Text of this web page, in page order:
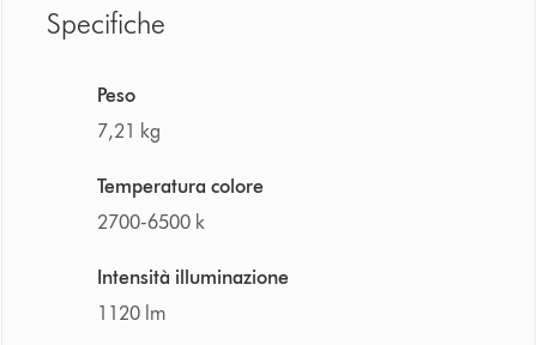
Specifiche
Peso
7,21 kg
Temperatura colore
2700-6500 k
Intensità illuminazione
1120 lm